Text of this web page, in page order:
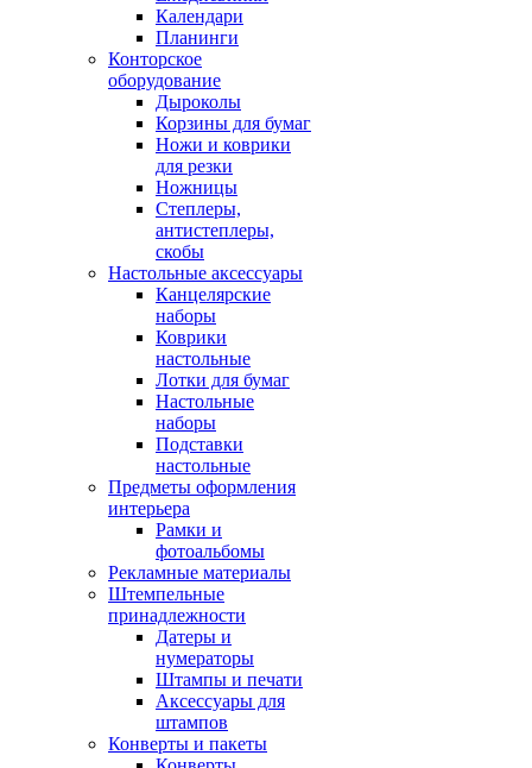
Календари
Планинги
Конторское
оборудование
Дыроколы
Корзины для бумаг
Ножи и коврики
для резки
Ножницы
Степлеры,
антистеплеры,
скобы
Настольные аксессуары
Канцелярские
наборы
Коврики
настольные
Лотки для бумаг
Настольные
наборы
Подставки
настольные
Предметы оформления
интерьера
Рамки и
фотоальбомы
Рекламные материалы
Штемпельные
принадлежности
Датеры и
нумераторы
Штампы и печати
Аксессуары для
штампов
Конверты и пакеты